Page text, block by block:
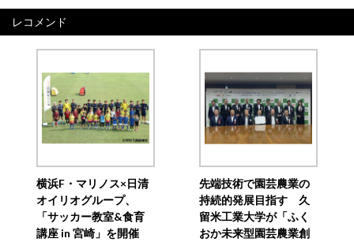
レコメンド
横浜F・マリノス×日清
オイリオグループ、
「サッカー教室&食育
講座 in 宮崎」を開催
先端技術で園芸農業の
持続的発展目指す 久
留米工業大学が「ふく
おか未来型園芸農業創